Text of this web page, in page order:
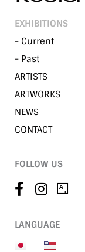
EXHIBITIONS
- Current
- Past
ARTISTS
ARTWORKS
NEWS
CONTACT
FOLLOW US
LANGUAGE